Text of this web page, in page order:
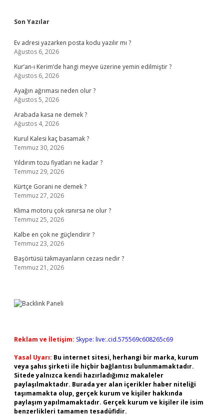
Sidebar
Son Yazılar
Ev adresi yazarken posta kodu yazılır mı ?
Ağustos 6, 2026
Kur’an-ı Kerim’de hangi meyve üzerine yemin edilmiştir ?
Ağustos 6, 2026
Ayağın ağrıması neden olur ?
Ağustos 5, 2026
Arabada kasa ne demek ?
Ağustos 4, 2026
Kurul Kalesi kaç basamak ?
Temmuz 30, 2026
Yıldırım tozu fiyatları ne kadar ?
Temmuz 29, 2026
Kürtçe Gorani ne demek ?
Temmuz 27, 2026
Klima motoru çok ısınırsa ne olur ?
Temmuz 25, 2026
Kalbe en çok ne güçlendirir ?
Temmuz 23, 2026
Başörtüsü takmayanların cezası nedir ?
Temmuz 21, 2026
Reklam ve İletişim: Skype: live:.cid.575569c608265c69
Yasal Uyarı: Bu internet sitesi, herhangi bir marka, kurum
veya şahıs şirketi ile hiçbir bağlantısı bulunmamaktadır.
Sitede yalnızca kendi hazırladığımız makaleler
paylaşılmaktadır. Burada yer alan içerikler haber niteliği
taşımamakta olup, gerçek kurum ve kişiler hakkında
paylaşım yapılmamaktadır. Gerçek kurum ve kişiler ile isim
benzerlikleri tamamen tesadüfidir.